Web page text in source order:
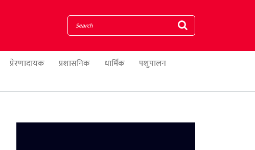
प्रेरणादायक प्रशासनिक धार्मिक
पशुपालन